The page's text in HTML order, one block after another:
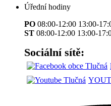
Úřední hodiny
PO 08:00-12:00 13:00-
ST 08:00-12:00 13:00-
Sociální sítě: